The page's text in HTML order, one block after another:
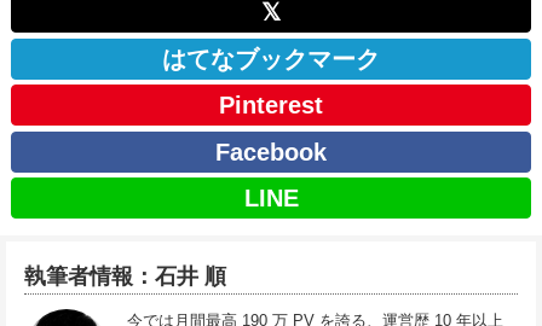
𝕏
はてなブックマーク
Pinterest
Facebook
LINE
執筆者情報：石井 順
今では月間最高 190 万 PV を誇る、運営歴 10 年以上